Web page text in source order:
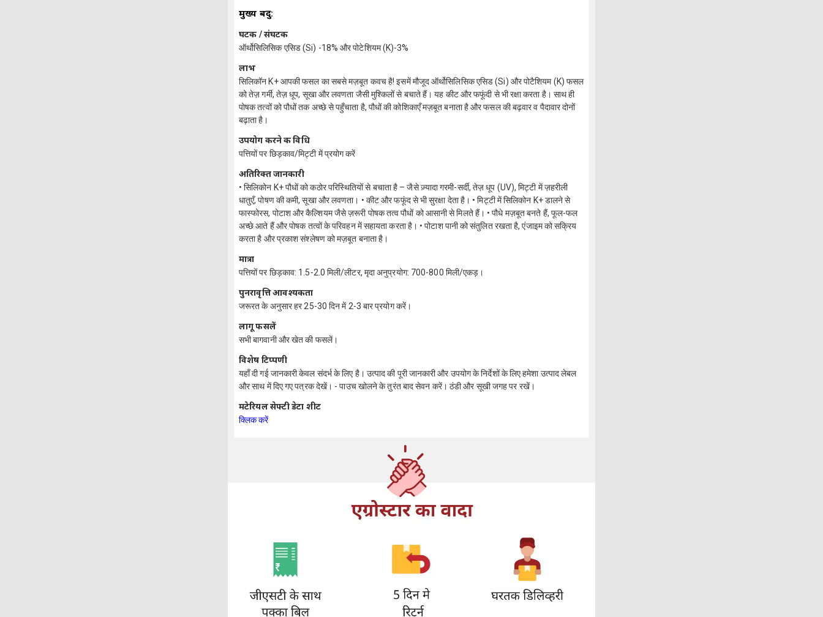
मुख्य बिंदु:
घटक / संघटक
ऑर्थोसिलिसिक एसिड (Si) -18% और पोटेशियम (K)-3%
लाभ
सिलिकॉन K+ आपकी फसल का सबसे मज़बूत कवच है! इसमें मौजूद ऑर्थोसिलिसिक एसिड (Si) और पोटैशियम (K) फसल
को तेज़ गर्मी, तेज़ धूप, सूखा और लवणता जैसी मुश्किलों से बचाते हैं। यह कीट और फफूंदी से भी रक्षा करता है। साथ ही
पोषक तत्वों को पौधों तक अच्छे से पहुँचाता है, पौधों की कोशिकाएँ मज़बूत बनाता है और फसल की बढ़वार व पैदावार दोनों
बढ़ाता है।
उपयोग करने की विधि
पत्तियों पर छिड़काव/मिट्टी में प्रयोग करें
अतिरिक्त जानकारी
• सिलिकोन K+ पौधों को कठोर परिस्थितियों से बचाता है – जैसे ज़्यादा गरमी-सर्दी, तेज़ धूप (UV), मिट्टी में ज़हरीली
धातुएँ, पोषण की कमी, सूखा और लवणता। • कीट और फफूंद से भी सुरक्षा देता है। • मिट्टी में सिलिकोन K+ डालने से
फास्फोरस, पोटाश और कैल्शियम जैसे ज़रूरी पोषक तत्व पौधों को आसानी से मिलते हैं। • पौधे मज़बूत बनते हैं, फूल-फल
अच्छे आते हैं और पोषक तत्वों के परिवहन में सहायता करता है। • पोटाश पानी को संतुलित रखता है, एंजाइम को सक्रिय
करता है और प्रकाश संश्लेषण को मज़बूत बनाता है।
मात्रा
पत्तियों पर छिड़काव: 1.5-2.0 मिली/लीटर, मृदा अनुप्रयोग: 700-800 मिली/एकड़।
पुनरावृत्ति आवश्यकता
जरूरत के अनुसार हर 25-30 दिन में 2-3 बार प्रयोग करें।
लागू फसलें
सभी बागवानी और खेत की फसलें।
विशेष टिप्पणी
यहाँ दी गई जानकारी केवल संदर्भ के लिए है। उत्पाद की पूरी जानकारी और उपयोग के निर्देशों के लिए हमेशा उत्पाद लेबल
और साथ में दिए गए पत्रक देखें। - पाउच खोलने के तुरंत बाद सेवन करें। ठंडी और सूखी जगह पर रखें।
मटेरियल सेफ्टी डेटा शीट
क्लिक करें